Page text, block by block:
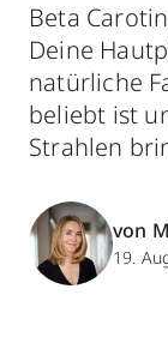
Beta
Deine
natürliche
beliebt ist
Strahlen
von
19.